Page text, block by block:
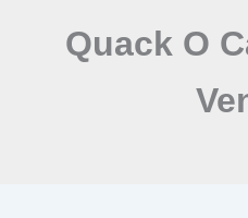
Quack O